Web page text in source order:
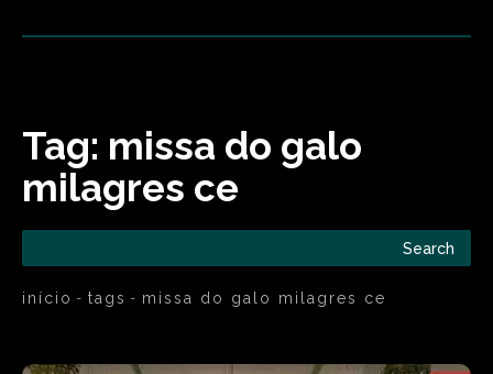
Tag: missa do galo
milagres ce
Search
início tags missa do galo milagres ce